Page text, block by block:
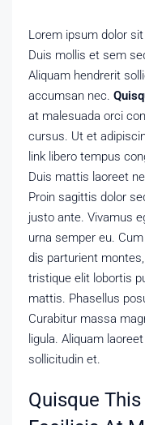
Lorem ipsum dolor
Duis mollis et sem
Aliquam hendrerit
accumsan nec.
at malesuada orci
cursus. Ut et
link libero tempus
Duis mattis laoreet
Proin sagittis dolor
justo ante. Vivamus
urna semper eu.
dis parturient
tristique elit lobortis
mattis. Phasellus
Curabitur massa
ligula. Aliquam
sollicitudin et.
Quisque